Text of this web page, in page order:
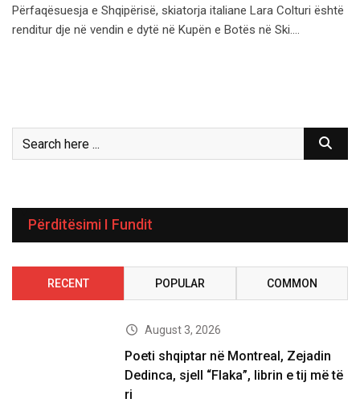
Përfaqësuesja e Shqipërisë, skiatorja italiane Lara Colturi është
renditur dje në vendin e dytë në Kupën e Botës në Ski.…
Përditësimi I Fundit
RECENT POPULAR COMMON
August 3, 2026
Poeti shqiptar në Montreal, Zejadin
Dedinca, sjell “Flaka”, librin e tij më të
ri